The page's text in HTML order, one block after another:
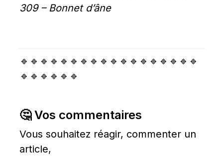
309 – Bonnet d’âne
🔹🔹🔹🔹🔹🔹🔹🔹🔹🔹🔹🔹🔹🔹🔹🔹🔹🔹
🔹🔹🔹🔹🔹🔹
🤔 Vos commentaires
Vous souhaitez réagir, commenter un
article,